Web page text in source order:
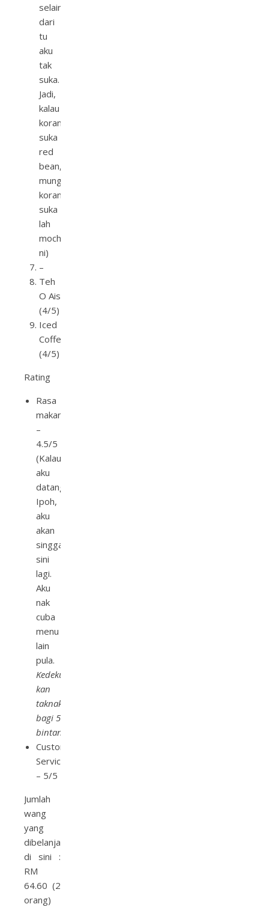
selain
dari
tu
aku
tak
suka.
Jadi,
kalau
korang
suka
red
bean,
mungkin
korang
suka
lah
mochi
ni)
–
Teh
O Ais
(4/5)
Iced
Coffee
(4/5)
Rating
Rasa
makanan
–
4.5/5
(Kalau
aku
datang
Ipoh,
aku
akan
singgah
sini
lagi.
Aku
nak
cuba
menu
lain
pula.
Kedekut
kan
taknak
bagi 5
bintang
Customer
Service
– 5/5
Jumlah
wang
yang
dibelanjakan
di sini :
RM
64.60 (2
orang)